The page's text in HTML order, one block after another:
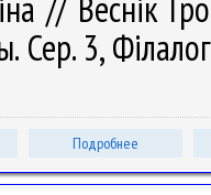
Сер. 3,
Подробнее